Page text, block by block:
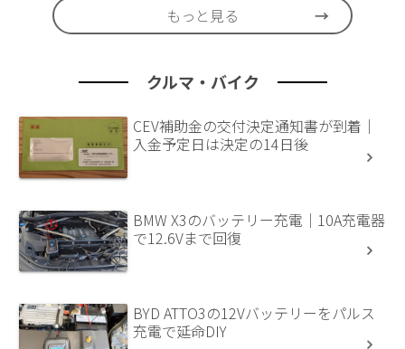
もっと見る
クルマ・バイク
CEV補助金の交付決定通知書が到着｜
入金予定日は決定の14日後
BMW X3のバッテリー充電｜10A充電器
で12.6Vまで回復
BYD ATTO3の12Vバッテリーをパルス
充電で延命DIY